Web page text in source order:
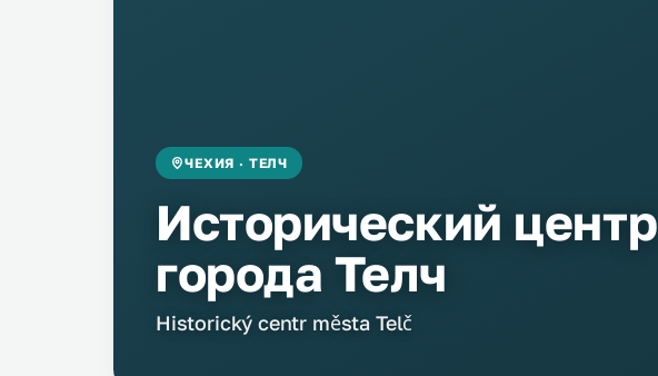
ЧЕХИЯ · ТЕЛЧ
Исторический центр
города Телч
Historický centr města Telč